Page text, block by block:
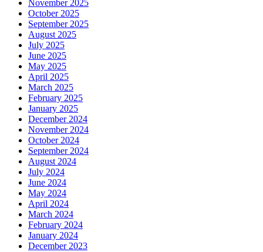
November 2025
October 2025
September 2025
August 2025
July 2025
June 2025
May 2025
April 2025
March 2025
February 2025
January 2025
December 2024
November 2024
October 2024
September 2024
August 2024
July 2024
June 2024
May 2024
April 2024
March 2024
February 2024
January 2024
December 2023